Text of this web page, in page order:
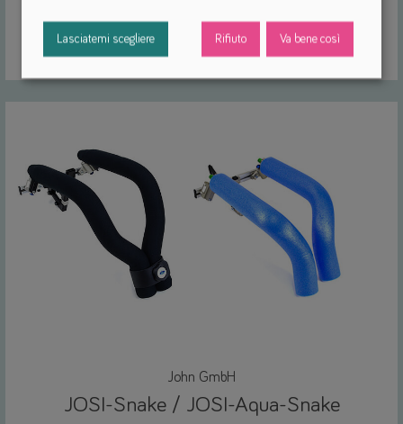
Opzione bicicletta
John GmbH
JOSI-Snake / JOSI-Aqua-Snake
Lasciatemi scegliere Rifiuto Va bene così